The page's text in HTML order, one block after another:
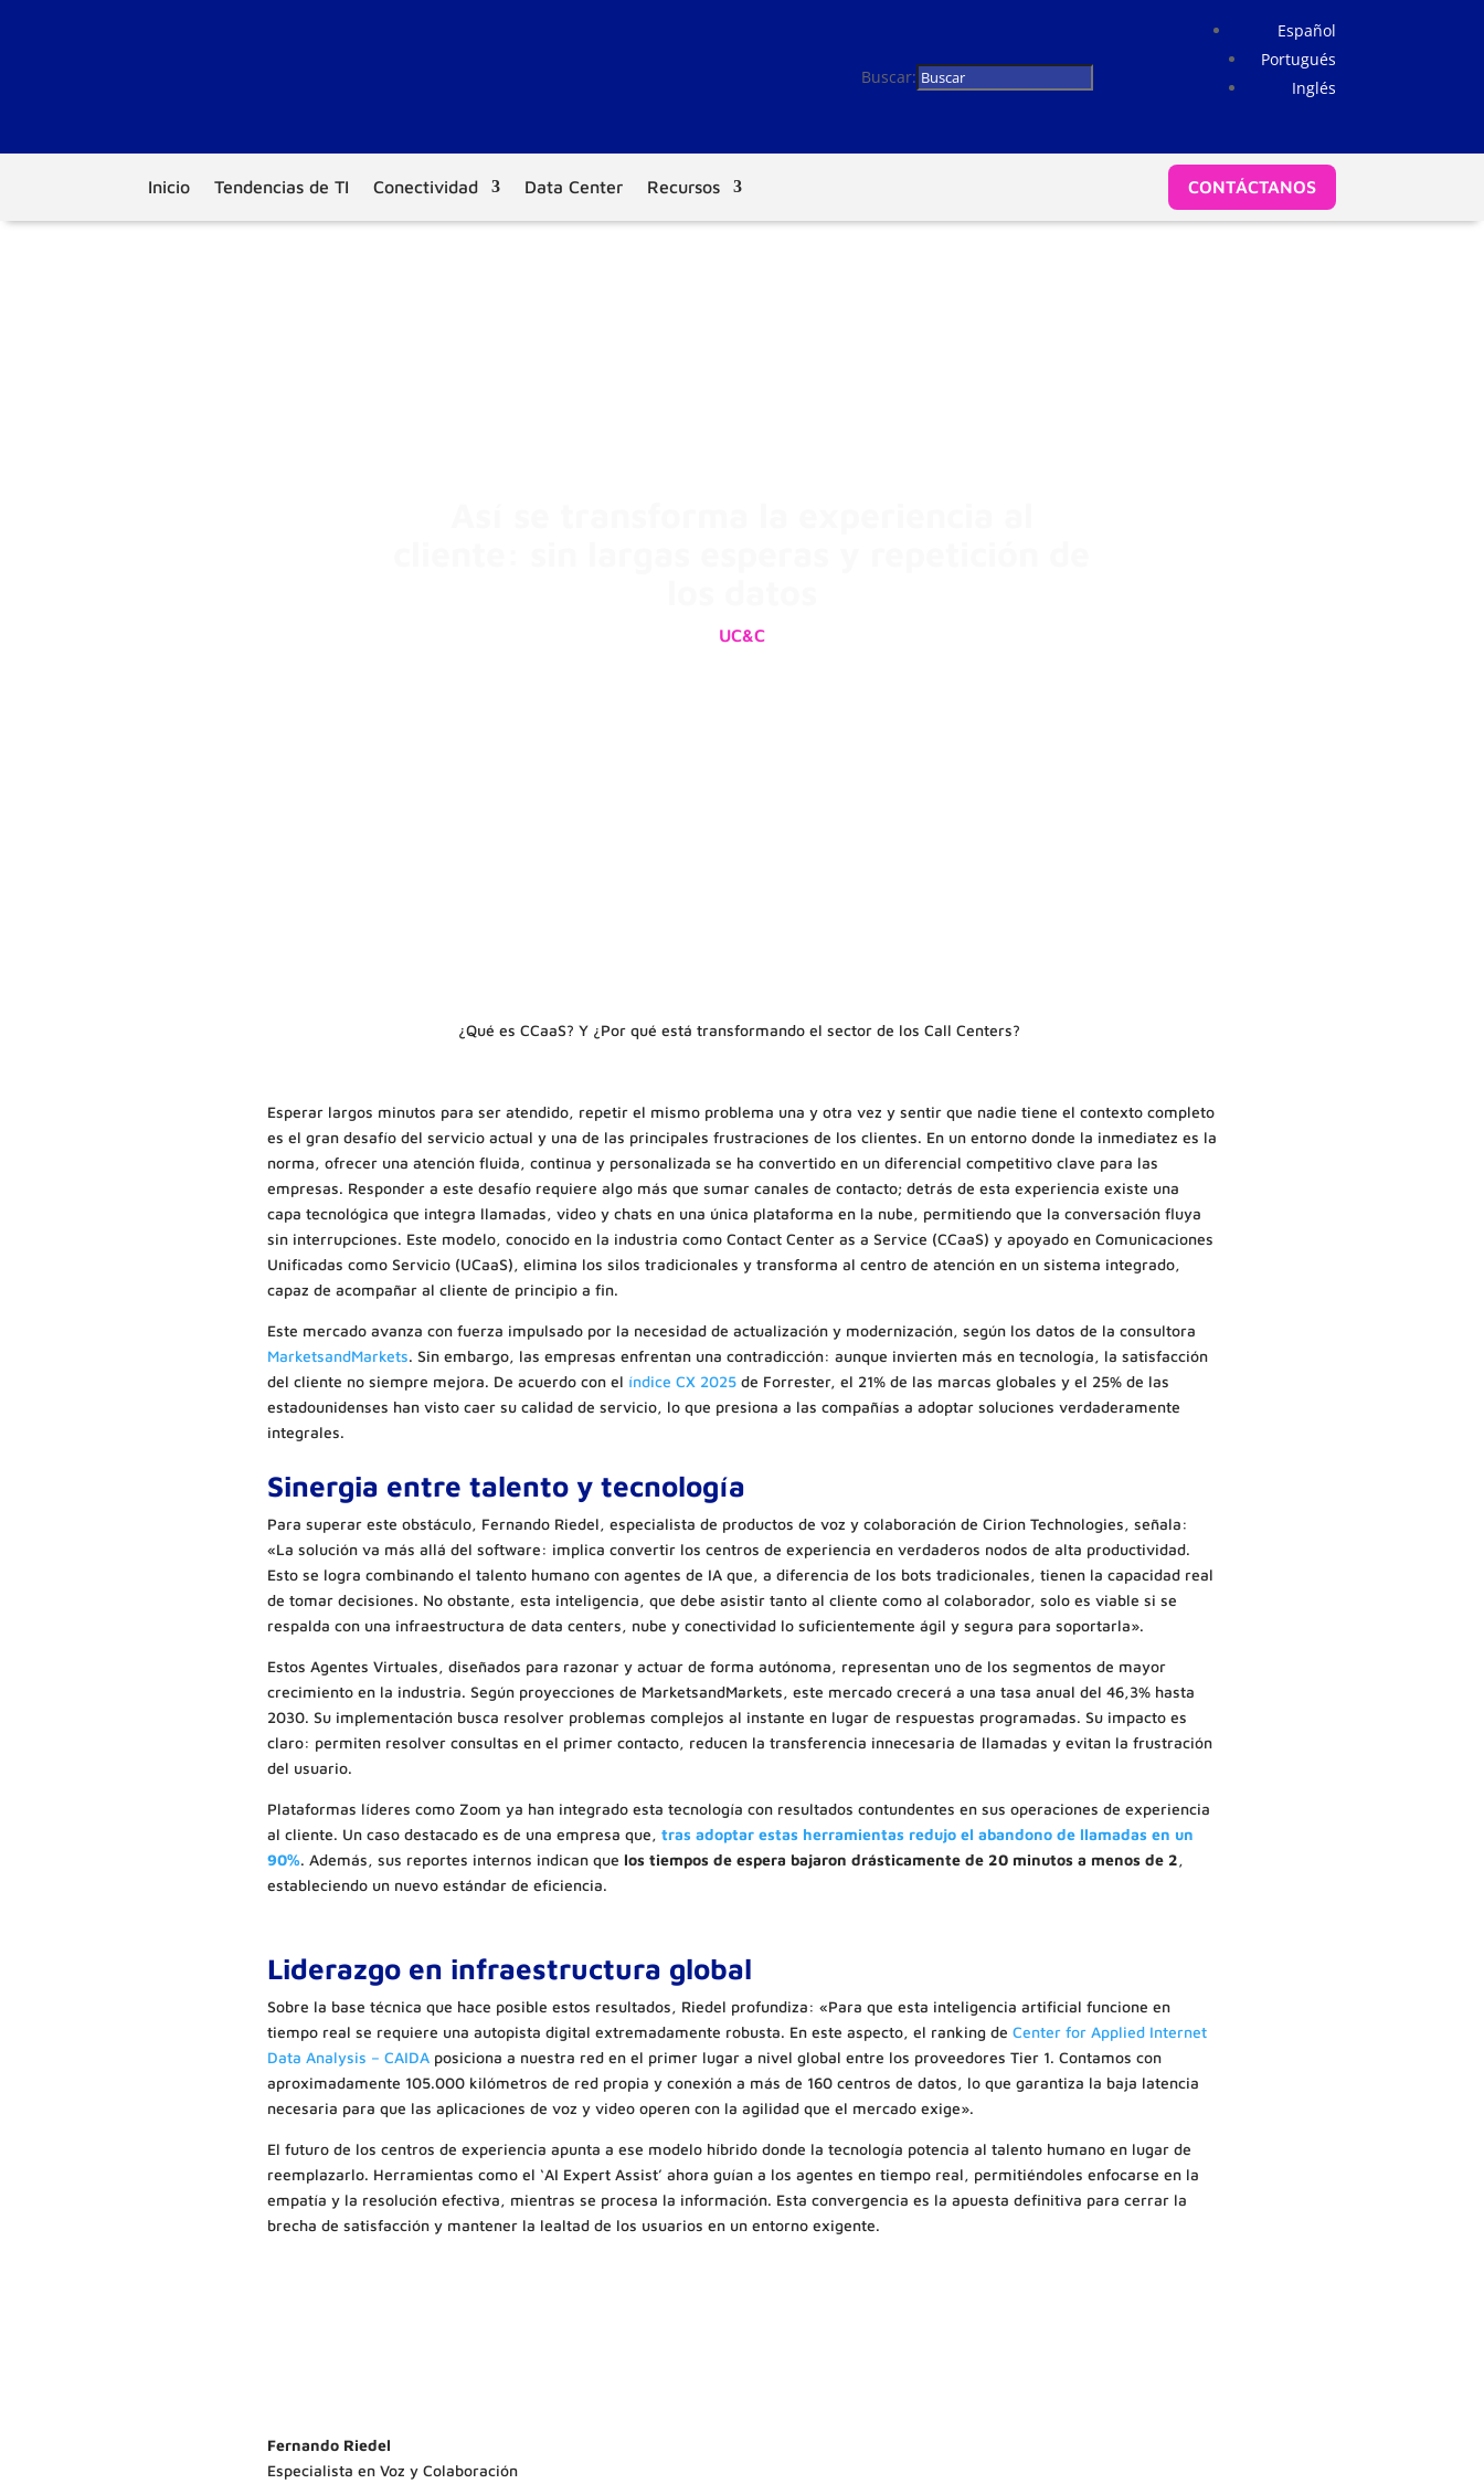
Buscar:
Español
Portugués
Inglés
Inicio Tendencias de TI Conectividad Data Center Recursos CONTÁCTANOS
UC&C
¿Qué es CCaaS? Y ¿Por qué está transformando el sector de los Call Centers?
Esperar largos minutos para ser atendido, repetir el mismo problema una y otra vez y sentir que nadie tiene el contexto completo
es el gran desafío del servicio actual y una de las principales frustraciones de los clientes. En un entorno donde la inmediatez es la
norma, ofrecer una atención fluida, continua y personalizada se ha convertido en un diferencial competitivo clave para las
empresas. Responder a este desafío requiere algo más que sumar canales de contacto; detrás de esta experiencia existe una
capa tecnológica que integra llamadas, video y chats en una única plataforma en la nube, permitiendo que la conversación fluya
sin interrupciones. Este modelo, conocido en la industria como Contact Center as a Service (CCaaS) y apoyado en Comunicaciones
Unificadas como Servicio (UCaaS), elimina los silos tradicionales y transforma al centro de atención en un sistema integrado,
capaz de acompañar al cliente de principio a fin.
Este mercado avanza con fuerza impulsado por la necesidad de actualización y modernización, según los datos de la consultora
MarketsandMarkets. Sin embargo, las empresas enfrentan una contradicción: aunque invierten más en tecnología, la satisfacción
del cliente no siempre mejora. De acuerdo con el índice CX 2025de Forrester, el 21% de las marcas globales y el 25% de las
estadounidenses han visto caer su calidad de servicio, lo que presiona a las compañías a adoptar soluciones verdaderamente
integrales.
Sinergia entre talento y tecnología
Para superar este obstáculo, Fernando Riedel, especialista de productos de voz y colaboración de Cirion Technologies, señala:
«La solución va más allá del software: implica convertir los centros de experiencia en verdaderos nodos de alta productividad.
Esto se logra combinando el talento humano con agentes de IA que, a diferencia de los bots tradicionales, tienen la capacidad real
de tomar decisiones. No obstante, esta inteligencia, que debe asistir tanto al cliente como al colaborador, solo es viable si se
respalda con una infraestructura de data centers, nube y conectividad lo suficientemente ágil y segura para soportarla».
Estos Agentes Virtuales, diseñados para razonar y actuar de forma autónoma, representan uno de los segmentos de mayor
crecimiento en la industria. Según proyecciones de MarketsandMarkets, este mercado crecerá a una tasa anual del 46,3% hasta
2030. Su implementación busca resolver problemas complejos al instante en lugar de respuestas programadas. Su impacto es
claro: permiten resolver consultas en el primer contacto, reducen la transferencia innecesaria de llamadas y evitan la frustración
del usuario.
Plataformas líderes como Zoom ya han integrado esta tecnología con resultados contundentes en sus operaciones de experiencia
al cliente. Un caso destacado es de una empresa que, tras adoptar estas herramientas redujo el abandono de llamadas en un
90%. Además, sus reportes internos indican que los tiempos de espera bajaron drásticamente de 20 minutos a menos de 2,
estableciendo un nuevo estándar de eficiencia.
Liderazgo en infraestructura global
Sobre la base técnica que hace posible estos resultados, Riedel profundiza: «Para que esta inteligencia artificial funcione en
tiempo real se requiere una autopista digital extremadamente robusta. En este aspecto, el ranking de Center for Applied Internet
Data Analysis – CAIDAposiciona a nuestra red en el primer lugar a nivel global entre los proveedores Tier 1. Contamos con
aproximadamente 105.000 kilómetros de red propia y conexión a más de 160 centros de datos, lo que garantiza la baja latencia
necesaria para que las aplicaciones de voz y video operen con la agilidad que el mercado exige».
El futuro de los centros de experiencia apunta a ese modelo híbrido donde la tecnología potencia al talento humano en lugar de
reemplazarlo. Herramientas como el ‘AI Expert Assist’ ahora guían a los agentes en tiempo real, permitiéndoles enfocarse en la
empatía y la resolución efectiva, mientras se procesa la información. Esta convergencia es la apuesta definitiva para cerrar la
brecha de satisfacción y mantener la lealtad de los usuarios en un entorno exigente.
Fernando Riedel
Especialista en Voz y Colaboración